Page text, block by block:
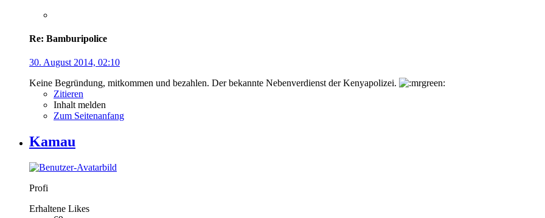
Re: Bamburipolice
30. August 2014, 02:10
Keine Begründung, mitkommen und bezahlen. Der bekannte Nebenverdienst der Kenyapolizei.
Zitieren
Inhalt melden
Zum Seitenanfang
Kamau
Profi
Erhaltene Likes